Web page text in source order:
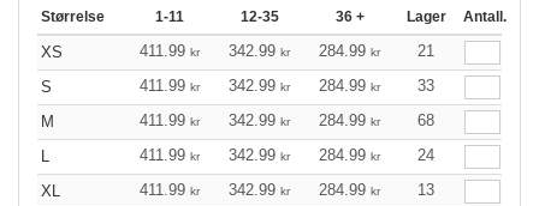
Størrelse 1-11 12-35 36 + Lager Antall.
XS 411.99 kr 342.99 kr 284.99 kr
21
S
411.99 kr 342.99 kr 284.99 kr
33
M
411.99 kr 342.99 kr 284.99 kr
68
L
411.99 kr 342.99 kr 284.99 kr
24
XL
411.99 kr 342.99 kr 284.99 kr
13